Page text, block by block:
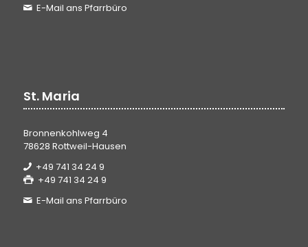
E-Mail ans Pfarrbüro
St. Maria
Bronnenkohlweg 4
78628 Rottweil-Hausen
+49 741 34 24 9
+49 741 34 24 9
E-Mail ans Pfarrbüro